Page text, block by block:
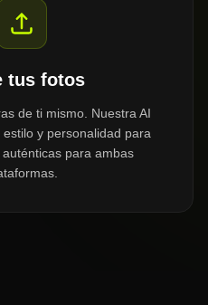
tus fotos
de ti mismo. Nuestra AI
y personalidad para
para ambas